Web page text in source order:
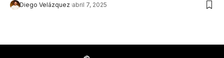
Diego Velázquez abril 7, 2025